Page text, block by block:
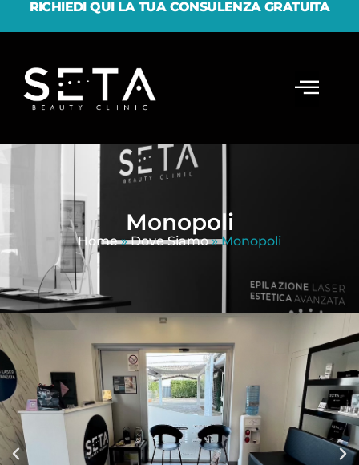
RICHIEDI QUI LA TUA CONSULENZA GRATUITA
Monopoli
Home»Dove Siamo»Monopoli